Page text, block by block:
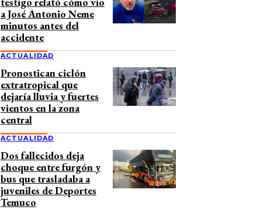
a José Antonio Neme
minutos antes del
accidente
ACTUALIDAD
Pronostican ciclón
extratropical que
dejaría lluvia y fuertes
vientos en la zona
central
ACTUALIDAD
Dos fallecidos deja
choque entre furgón y
bus que trasladaba a
juveniles de Deportes
Temuco